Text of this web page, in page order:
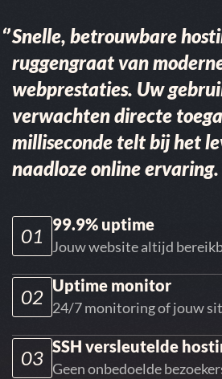
Snelle, betrouwbare
ruggengraat van
webprestaties. Uw
verwachten directe
milliseconde telt bij het
naadloze online ervaring.
01 99.9% uptime
Jouw website altijd
02 Uptime monitor
24/7 monitoring of jouw
03 SSH versleutelde
Geen onbedoelde